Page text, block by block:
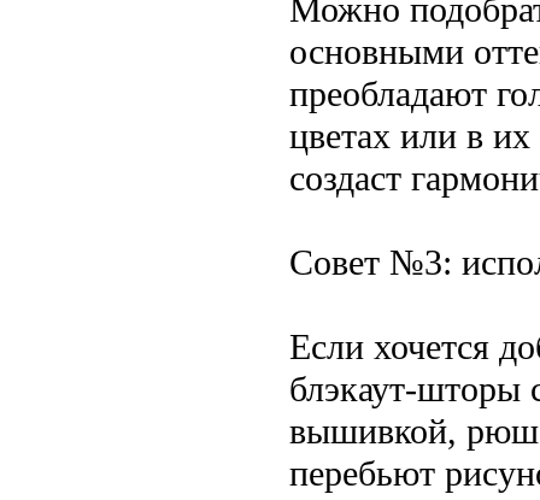
Можно
основными
преобладают
цветах или в
создаст
Совет №3:
Если хочется
блэкаут-шторы
вышивкой,
перебьют